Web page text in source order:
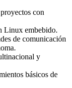
con
Linux embebido.
de comunicación
y
básicos de